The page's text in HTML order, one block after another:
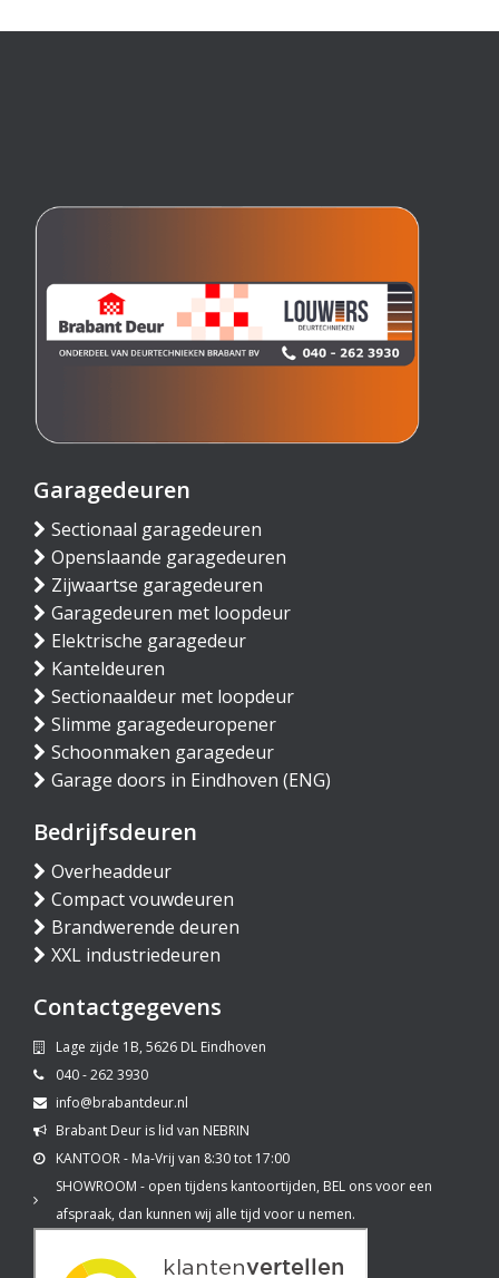
Garagedeuren
Sectionaal garagedeuren
Openslaande garagedeuren
Zijwaartse garagedeuren
Garagedeuren met loopdeur
Elektrische garagedeur
Kanteldeuren
Sectionaaldeur met loopdeur
Slimme garagedeuropener
Schoonmaken garagedeur
Garage doors in Eindhoven (ENG)
Bedrijfsdeuren
Overheaddeur
Compact vouwdeuren
Brandwerende deuren
XXL industriedeuren
Contactgegevens
Lage zijde 1B, 5626 DL Eindhoven
040 - 262 3930
info@brabantdeur.nl
Brabant Deur is lid van NEBRIN
KANTOOR - Ma-Vrij van 8:30 tot 17:00
SHOWROOM - open tijdens kantoortijden, BEL ons voor een
afspraak, dan kunnen wij alle tijd voor u nemen.